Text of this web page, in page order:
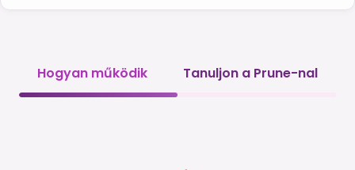
Hogyan működik Tanuljon a Prune-nal